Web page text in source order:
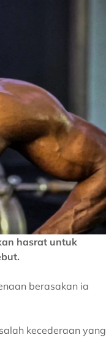
hasrat untuk
berasakan ia
kecederaan yang